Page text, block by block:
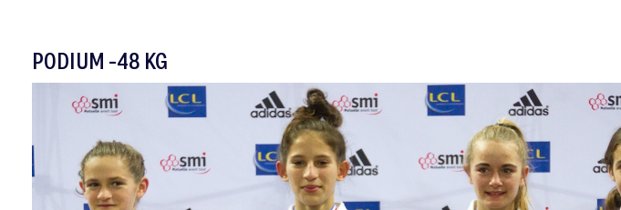
PODIUM -48 KG